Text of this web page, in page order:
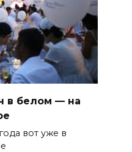
в белом — на
вот уже в